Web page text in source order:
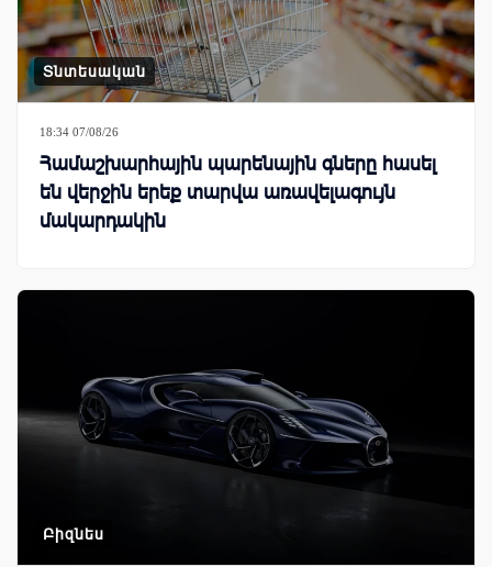
Տնտեսական
18:34 07/08/26
Համաշխարհային պարենային գները հասել
են վերջին երեք տարվա առավելագույն
մակարդակին
Բիզնես